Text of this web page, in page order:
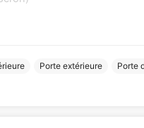
Porte extérieure Porte